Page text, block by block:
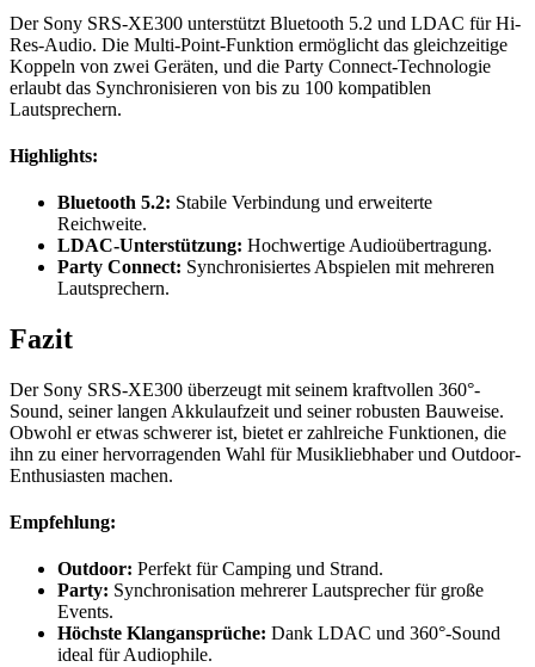
Der Sony SRS-XE300 unterstützt Bluetooth 5.2 und LDAC für Hi-
Res-Audio. Die Multi-Point-Funktion ermöglicht das gleichzeitige
Koppeln von zwei Geräten, und die Party Connect-Technologie
erlaubt das Synchronisieren von bis zu 100 kompatiblen
Lautsprechern.
Highlights:
Bluetooth 5.2: Stabile Verbindung und erweiterte
Reichweite.
LDAC-Unterstützung: Hochwertige Audioübertragung.
Party Connect: Synchronisiertes Abspielen mit mehreren
Lautsprechern.
Fazit
Der Sony SRS-XE300 überzeugt mit seinem kraftvollen 360°-
Sound, seiner langen Akkulaufzeit und seiner robusten Bauweise.
Obwohl er etwas schwerer ist, bietet er zahlreiche Funktionen, die
ihn zu einer hervorragenden Wahl für Musikliebhaber und Outdoor-
Enthusiasten machen.
Empfehlung:
Outdoor: Perfekt für Camping und Strand.
Party: Synchronisation mehrerer Lautsprecher für große
Events.
Höchste Klangansprüche: Dank LDAC und 360°-Sound
ideal für Audiophile.